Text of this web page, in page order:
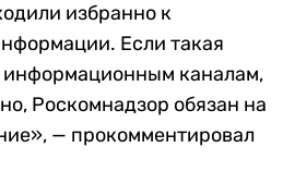
избранно к
Если такая
информационным каналам,
Роскомнадзор обязан на
— прокомментировал